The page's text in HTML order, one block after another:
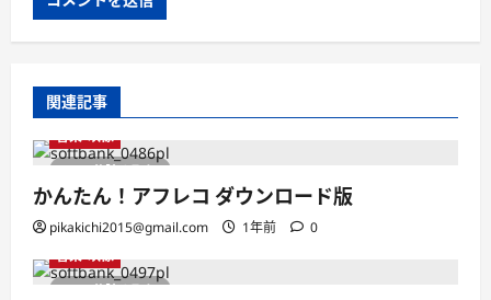
関連記事
1 分読み取り
音楽・映像
かんたん！アフレコ ダウンロード版
pikakichi2015@gmail.com 1年前 0
1 分読み取り
音楽・映像